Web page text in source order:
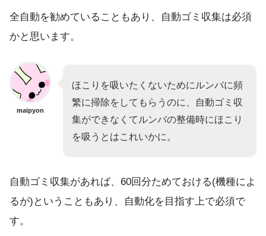
全自動を勧めていることもあり、自動ゴミ収集は必須
かと思います。
maipyon
ほこりを吸いたくないためにルンバに頻
繁に掃除をしてもらうのに、自動ゴミ収
集ができなくてルンバの整備時にほこり
を吸うとはこれいかに。
自動ゴミ収集があれば、60回分ためておける(機種によ
るが)ということもあり、自動化を目指す上で必須で
す。